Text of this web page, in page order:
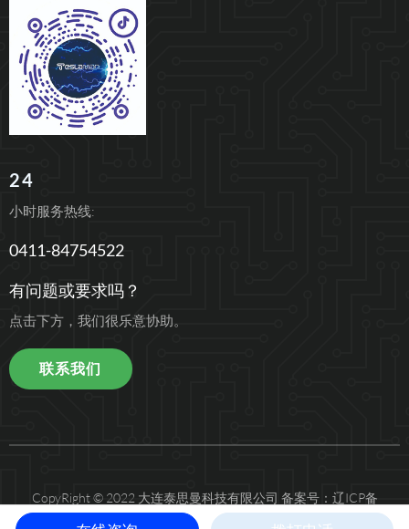
24
小时服务热线:
0411-84754522
有问题或要求吗？
点击下方，我们很乐意协助。
联系我们
CopyRight © 2022 大连泰思曼科技有限公司 备案号：辽ICP备
12010396号-4